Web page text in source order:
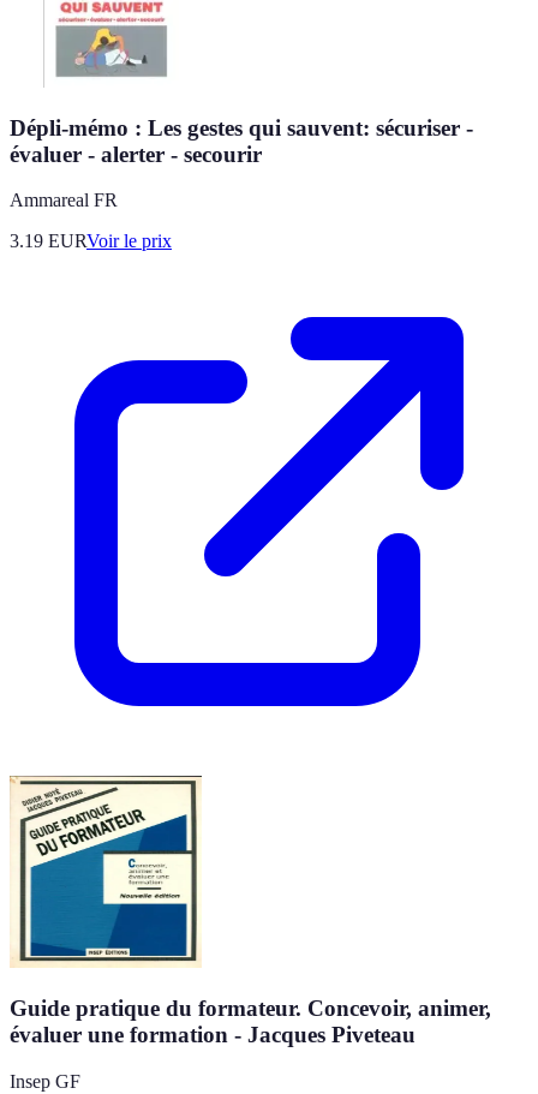
Dépli-mémo : Les gestes qui sauvent: sécuriser -
évaluer - alerter - secourir
Ammareal FR
3.19 EURVoir le prix
Guide pratique du formateur. Concevoir, animer,
évaluer une formation - Jacques Piveteau
Insep GF